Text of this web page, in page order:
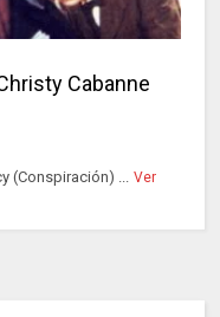
Cabanne
(Conspiración) ... Ver